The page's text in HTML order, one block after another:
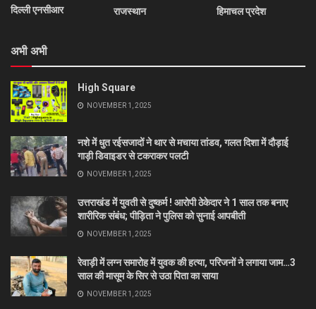
दिल्ली एनसीआर
राजस्थान
हिमाचल प्रदेश
अभी अभी
High Square
NOVEMBER 1, 2025
नशे में धुत रईसजादों ने थार से मचाया तांडव, गलत दिशा में दौड़ाई
गाड़ी डिवाइडर से टकराकर पलटी
NOVEMBER 1, 2025
उत्तराखंड में युवती से दुष्कर्म ! आरोपी ठेकेदार ने 1 साल तक बनाए
शारीरिक संबंध; पीड़िता ने पुलिस को सुनाई आपबीती
NOVEMBER 1, 2025
रेवाड़ी में लग्न समारोह में युवक की हत्या, परिजनों ने लगाया जाम…3
साल की मासूम के सिर से उठा पिता का साया
NOVEMBER 1, 2025